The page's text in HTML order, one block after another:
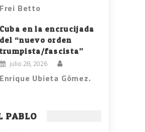
Frei Betto
Cuba en la encrucijada
del “nuevo orden
trumpista/fascista”
julio 28, 2026
Enrique Ubieta Gómez.
PABLO